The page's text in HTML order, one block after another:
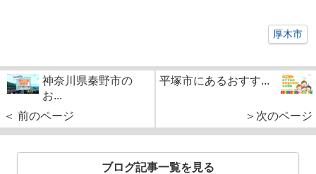
厚木市
神奈川県秦野市の
お...
＜ 前のページ
平塚市にあるおすす...
＞次のページ
ブログ記事一覧を見る